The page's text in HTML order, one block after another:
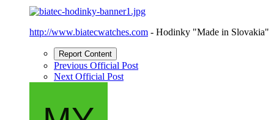
http://www.biatecwatches.com - Hodinky "Made in Slovakia"
Report Content
Previous Official Post
Next Official Post